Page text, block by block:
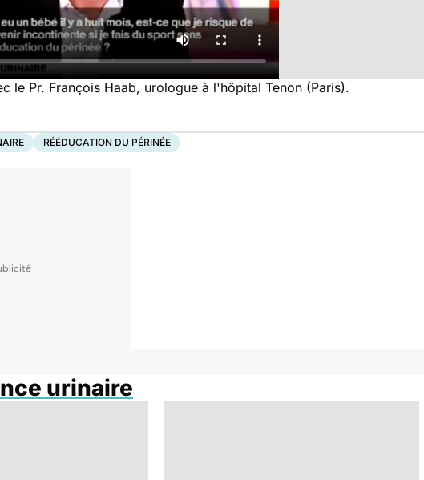
le Pr. François Haab, urologue à l'hôpital Tenon (Paris).
RÉÉDUCATION DU PÉRINÉE
urinaire